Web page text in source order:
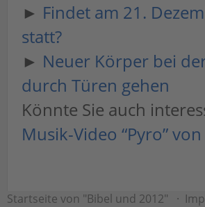
► Findet am 21.
statt?
► Neuer Körper bei
durch Türen gehen
Könnte Sie auch
Musik-Video “Pyro”
Startseite von "Bibel und 2012" ·